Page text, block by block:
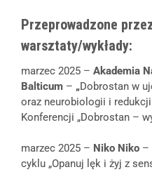
Przeprowadzone
warsztaty/wykłady:
marzec 2025 – Akademia
Balticum – „Dobrostan w
oraz neurobiologii i
Konferencji „Dobrostan –
marzec 2025 – Niko Niko –
cyklu „Opanuj lęk i żyj z